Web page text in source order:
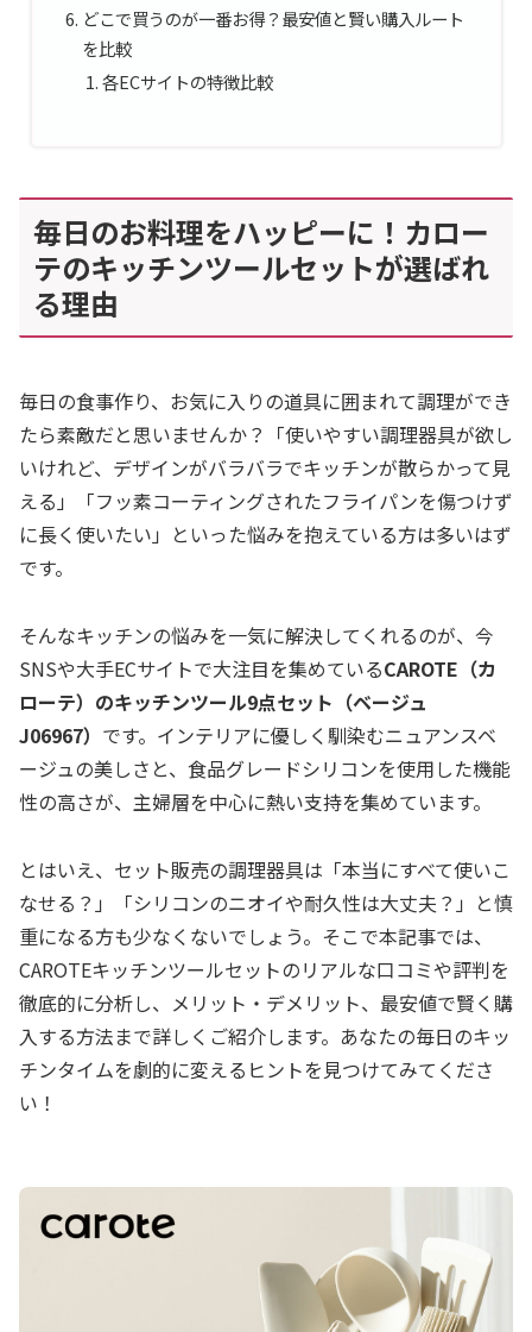
どこで買うのが一番お得？最安値と賢い購入ルート
を比較
各ECサイトの特徴比較
毎日のお料理をハッピーに！カロー
テのキッチンツールセットが選ばれ
る理由
毎日の食事作り、お気に入りの道具に囲まれて調理ができ
たら素敵だと思いませんか？「使いやすい調理器具が欲し
いけれど、デザインがバラバラでキッチンが散らかって見
える」「フッ素コーティングされたフライパンを傷つけず
に長く使いたい」といった悩みを抱えている方は多いはず
です。
そんなキッチンの悩みを一気に解決してくれるのが、今
SNSや大手ECサイトで大注目を集めているCAROTE（カ
ローテ）のキッチンツール9点セット（ベージュ
J06967） です。インテリアに優しく馴染むニュアンスベ
ージュの美しさと、食品グレードシリコンを使用した機能
性の高さが、主婦層を中心に熱い支持を集めています。
とはいえ、セット販売の調理器具は「本当にすべて使いこ
なせる？」「シリコンのニオイや耐久性は大丈夫？」と慎
重になる方も少なくないでしょう。そこで本記事では、
CAROTEキッチンツールセットのリアルな口コミや評判を
徹底的に分析し、メリット・デメリット、最安値で賢く購
入する方法まで詳しくご紹介します。あなたの毎日のキッ
チンタイムを劇的に変えるヒントを見つけてみてくださ
い！